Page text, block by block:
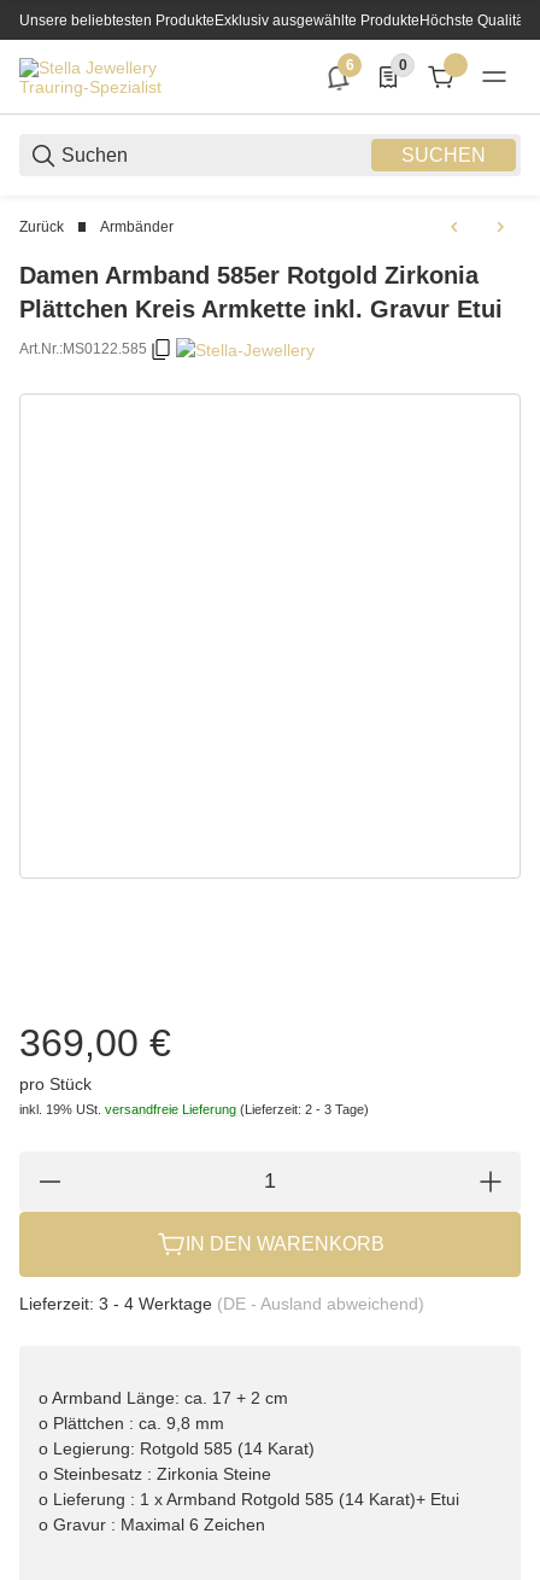
Unsere beliebtesten ProdukteExklusiv ausgewählte ProdukteHöchste Qualität
SUCHEN
6
6 neue Notifizierungen
0
0 Produkte in der
Zurück Armbänder
Damen Armband 585er Rotgold Zirkonia
Plättchen Kreis Armkette inkl. Gravur Etui
Art.Nr.:MS0122.585
369,00 €
pro Stück
inkl. 19% USt. versandfreie Lieferung (Lieferzeit: 2 - 3 Tage)
IN DEN WARENKORB
Lieferzeit: 3 - 4 Werktage (DE - Ausland abweichend)
o Armband Länge: ca. 17 + 2 cm
o Plättchen : ca. 9,8 mm
o Legierung: Rotgold 585 (14 Karat)
o Steinbesatz : Zirkonia Steine
o Lieferung : 1 x Armband Rotgold 585 (14 Karat)+ Etui
o Gravur : Maximal 6 Zeichen